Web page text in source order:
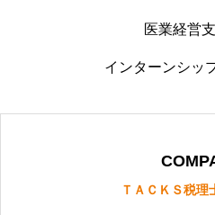
医業経営
インターンシッ
ＴＡＣＫＳ税理